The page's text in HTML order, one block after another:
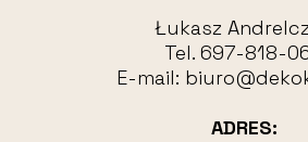
Łukasz
Tel. 697-818-
E-mail:
ADRES: